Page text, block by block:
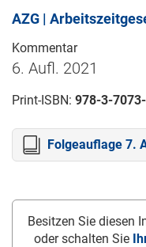
AZG |
Kommentar
6. Aufl. 2021
Print-ISBN: 978-3-
Folgeauflage 7.
Besitzen Sie diesen
oder schalten Sie